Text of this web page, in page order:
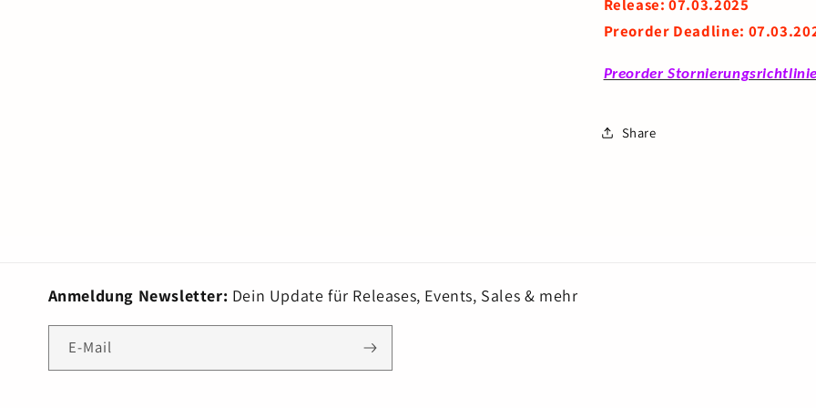
Release: 07.03.2025
Preorder Deadline:
Preorder
Share
Anmeldung Newsletter: Dein Update für Releases, Events, Sales & mehr
E-Mail